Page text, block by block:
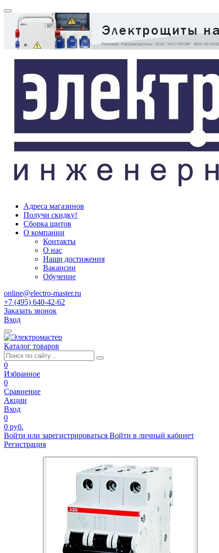
Адреса магазинов
Получи скидку!
Сборка щитов
О компании
Контакты
О нас
Наши достижения
Вакансии
Обучение
online@electro-master.ru
+7 (495) 640-42-62
Заказать звонок
Вход
Каталог товаров
0
Избранное
0
Сравнение
Акции
Вход
0
0 руб.
Войти или зарегистрироваться Войти в личный кабинет
Регистрация